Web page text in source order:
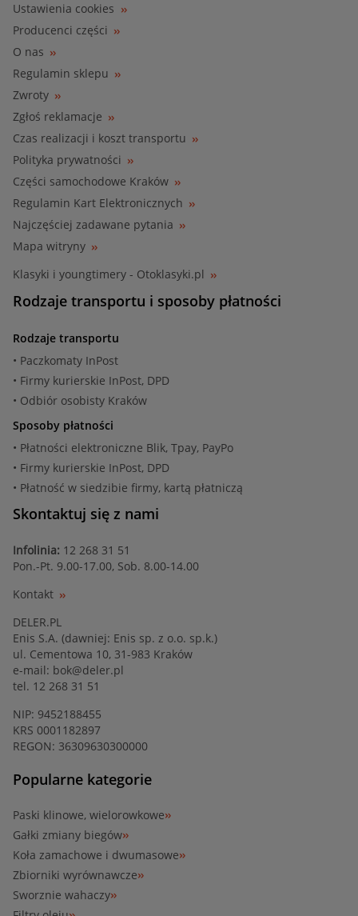
Ustawienia cookies
Producenci części
O nas
Regulamin sklepu
Zwroty
Zgłoś reklamacje
Czas realizacji i koszt transportu
Polityka prywatności
Części samochodowe Kraków
Regulamin Kart Elektronicznych
Najczęściej zadawane pytania
Mapa witryny
Klasyki i youngtimery - Otoklasyki.pl
Rodzaje transportu i sposoby płatności
Rodzaje transportu
• Paczkomaty InPost
• Firmy kurierskie InPost, DPD
• Odbiór osobisty Kraków
Sposoby płatności
• Płatności elektroniczne Blik, Tpay, PayPo
• Firmy kurierskie InPost, DPD
• Płatność w siedzibie firmy, kartą płatniczą
Skontaktuj się z nami
Infolinia: 12 268 31 51
Pon.-Pt. 9.00-17.00, Sob. 8.00-14.00
Kontakt
DELER.PL
Enis S.A. (dawniej: Enis sp. z o.o. sp.k.)
ul. Cementowa 10, 31-983 Kraków
e-mail: bok@deler.pl
tel. 12 268 31 51
NIP: 9452188455
KRS 0001182897
REGON: 36309630300000
Popularne kategorie
Paski klinowe, wielorowkowe
Gałki zmiany biegów
Koła zamachowe i dwumasowe
Zbiorniki wyrównawcze
Sworznie wahaczy